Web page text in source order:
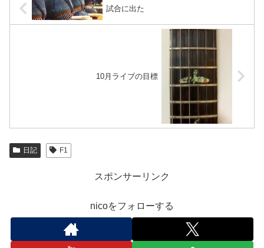
試合に出た
10月ライブの目標
日記 F1
スポンサーリンク
nicoをフォローする